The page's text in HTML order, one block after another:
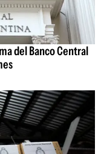
del Banco Central